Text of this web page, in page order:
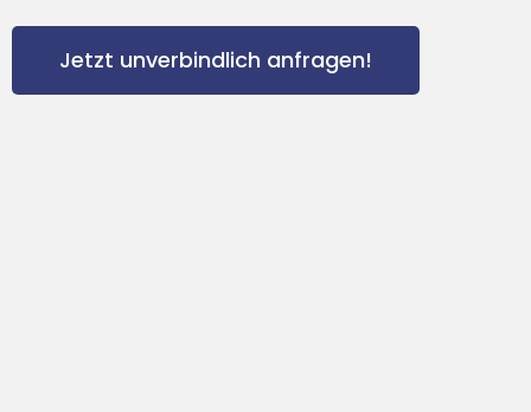
Jetzt unverbindlich anfragen!